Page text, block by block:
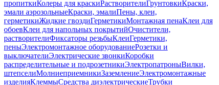
пропиткиКолеры для краскиРастворителиГрунтовкиКраски,
эмали аэрозольныеКраски, эмалиПены, клеи,
герметикиЖидкие гвоздиГерметикиМонтажная пенаКлеи для
обоевКлеи для напольных покрытийОчистители,
растворителиФиксаторы резьбыКлеиГерметики,
пеныЭлектромонтажное оборудованиеРозетки и
выключателиЭлектрические звонкиКоробки
распределительные и подрозетникиЭлектропатроныВилки,
штепселиМолниеприемникиЗаземлениеЭлектромонтажные
изделияКлеммыСредства диэлектрическиеТрубки